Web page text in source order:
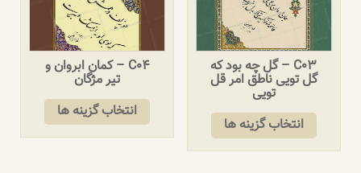
C03 – گل چه بود که
گل تویی ناطق امر قل
تویی
انتخاب گزینه ها
C04 – کمان ابروان و
تیر مژگان
انتخاب گزینه ها